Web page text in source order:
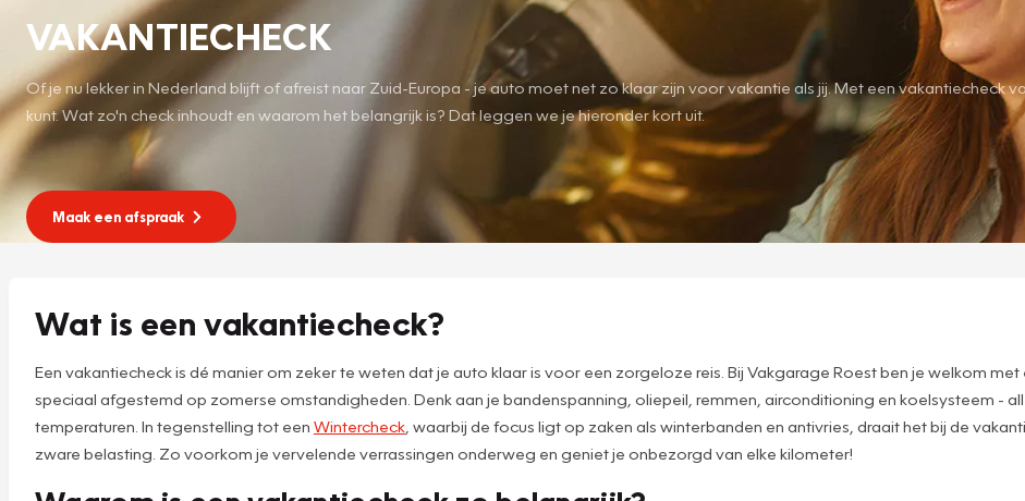
VAKANTIECHECK
Of je nu lekker in Nederland blijft of afreist naar Zuid-Europa - je auto moet net zo klaar zijn voor vakantie als jij. Met een vakantiecheck
kunt. Wat zo'n check inhoudt en waarom het belangrijk is? Dat leggen we je hieronder kort uit.
Maak een afspraak
Wat is een vakantiecheck?
Een vakantiecheck is dé manier om zeker te weten dat je auto klaar is voor een zorgeloze reis. Bij Vakgarage Roest ben je welkom
speciaal afgestemd op zomerse omstandigheden. Denk aan je bandenspanning, oliepeil, remmen, airconditioning en koelsysteem -
temperaturen. In tegenstelling tot een Wintercheck , waarbij de focus ligt op zaken als winterbanden en antivries, draait het bij de
zware belasting. Zo voorkom je vervelende verrassingen onderweg en geniet je onbezorgd van elke kilometer!